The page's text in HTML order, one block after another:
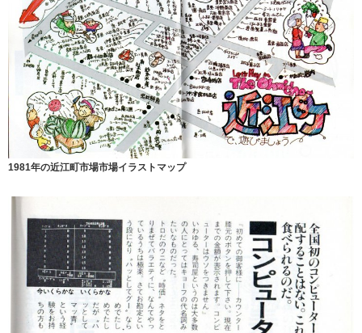
1981年の近江町市場市場イラストマップ